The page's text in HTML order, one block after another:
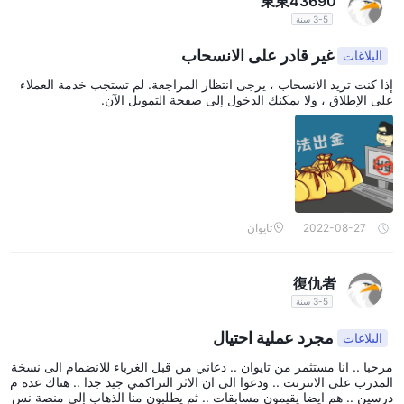
لخدماتهم التجارية. لكن،
فروق الأسعار أو العمولات المحتملة
الممثلين للحصول على فهم شامل لهيكل السبريد وأي رسوم مرتبطة به.
في حين أن هذا النهج المخصص قد يسمح بحلول مخصصة ، إلا أنه يثير
مخاوف بشأن الشفافية. قد يجد المتداولون صعوبة في تقييم التكلفة
الحقيقية للتداول بدون معلومات واضحة ومتاحة بسهولة عن فروق الأسعار
والعمولات. لاتخاذ قرارات مستنيرة ، من الأهمية بمكان بالنسبة للعملاء
الوضوح بشأن جميع جوانب تكاليف التداول الخاصة بهم قبل الشروع في
يوجد أدناه جدول مقارنة حول الفروق والعمولات التي يتقاضاها مختلف
الوسطاء:
السوق ونوع الحساب وعوامل أخرى. قد تختلف هياكل العمولات أيضًا بناءً
على نموذج تسعير الوسيط ونوع الحساب المستخدم. من المهم مراجعة
المواقع الرسمية أو الاتصال بالوسطاء مباشرة للحصول على أحدث
3-5 سنة
البلاغات غير قادر على الانسحاب
إذا كنت تريد الانسحاب ، يرجى انتظار المراجعة. لم تستجب خدمة العملاء
على الإطلاق ، ولا يمكنك الدخول إلى صفحة التمويل الآن.
2022-08-27 تايوان
復仇者
3-5 سنة
البلاغات مجرد عملية احتيال
مرحبا .. انا مستثمر من تايوان .. دعاني من قبل الغرباء للانضمام الى نسخة
المدرب على الانترنت .. ودعوا الى ان الاثر التراكمي جيد جدا .. هناك عدة م
درسين .. هم ايضا يقيمون مسابقات .. ثم يطلبون منا الذهاب إلى منصة نس